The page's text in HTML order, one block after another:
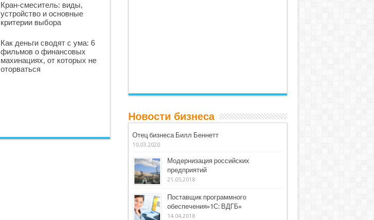
Кран-смеситель: виды,
устройство и основные
критерии выбора
Как деньги сводят с ума: 6
фильмов о финансовых
махинациях, от которых не
оторваться
Новости бизнеса
Отец бизнеса Билл Беннетт
10.03.2020
Модернизация российских
предприятий
21.05.2018
Поставщик программного
обеспечения»1С: ВДГБ»
14.04.2018